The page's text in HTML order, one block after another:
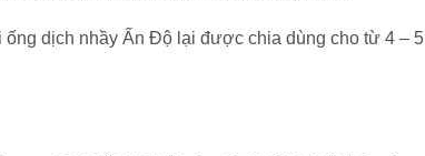
ống dịch nhầy Ấn Độ lại được chia dùng cho từ 4 – 5